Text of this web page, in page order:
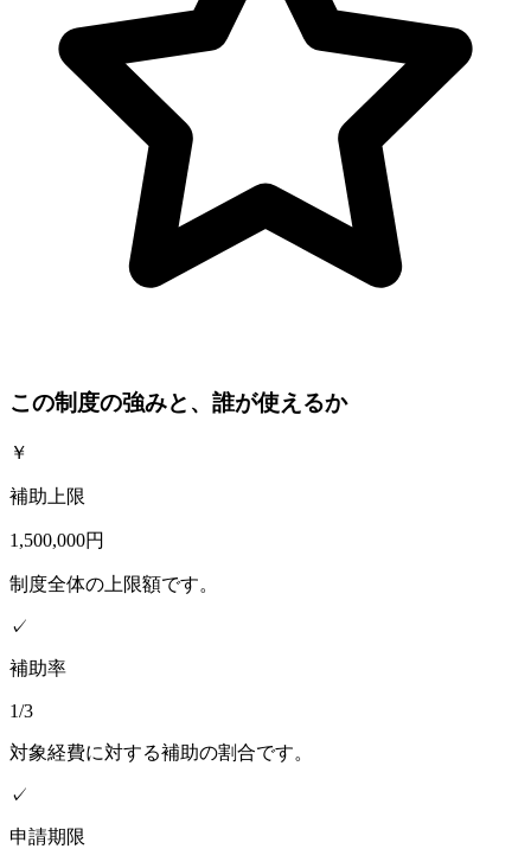
この制度の強みと、誰が使えるか
￥
補助上限
1,500,000円
制度全体の上限額です。
✓
補助率
1/3
対象経費に対する補助の割合です。
✓
申請期限